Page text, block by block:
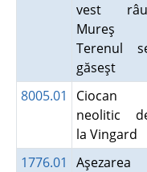
vest
Mureş
Terenul
găseşt
8005.01
Ciocan
neolitic
la Vingard
1776.01
Aşezarea